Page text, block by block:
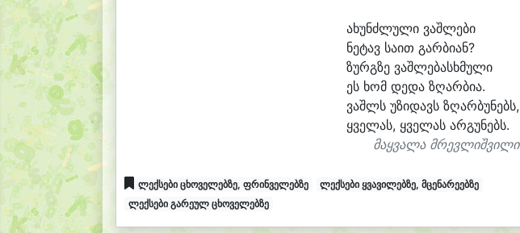
ახუნძლული ვაშლები
ნეტავ საით გარბიან?
ზურგზე ვაშლებასხმული
ეს ხომ დედა ზღარბია.
ვაშლს უზიდავს ზღარბუნებს,
ყველას, ყველას არგუნებს.
მაყვალა მრევლიშვილი
ლექსები ცხოველებზე, ფრინველებზე
ლექსები ყვავილებზე, მცენარეებზე
ლექსები გარეულ ცხოველებზე